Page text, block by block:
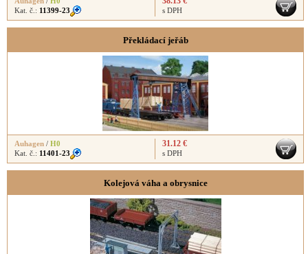
Kat. č.: 11399-23 s DPH
Překládací jeřáb
Auhagen / H0
Kat. č.: 11401-23
31.12 €
s DPH
Kolejová váha a obrysnice